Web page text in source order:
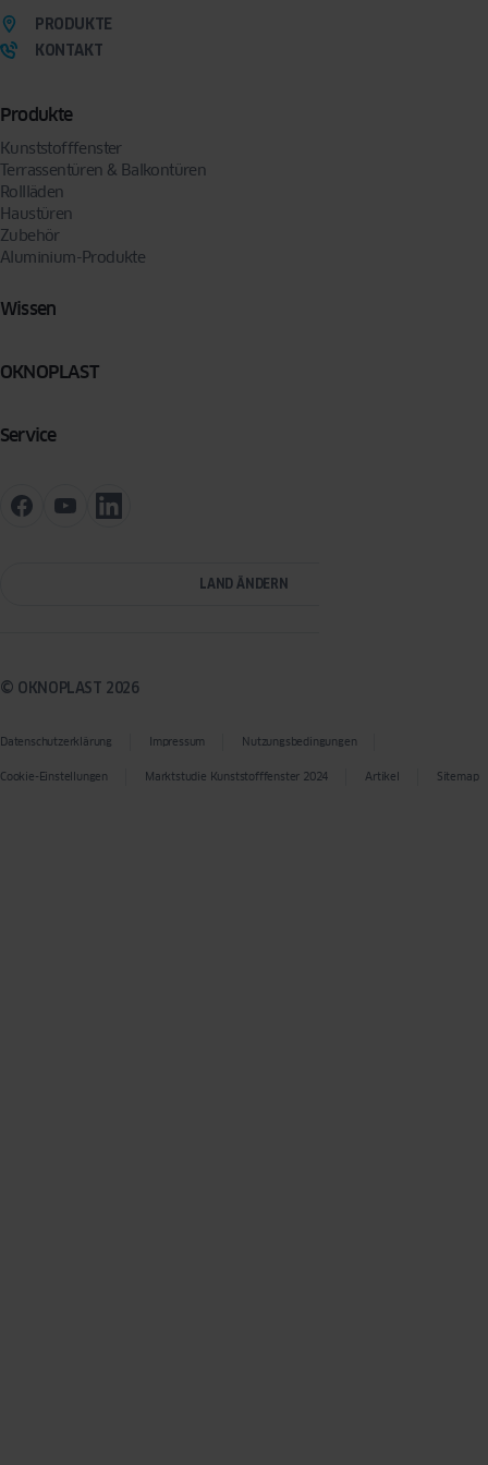
Produkte
Kunststofffenster
Terrassentüren & Balkontüren
Rollläden
Haustüren
Zubehör
Aluminium-Produkte
Wissen
OKNOPLAST
Service
PRODUKTE
KONTAKT
LAND ÄNDERN
© OKNOPLAST 2026
Datenschutzerklärung Impressum Nutzungsbedingungen
Cookie-Einstellungen Marktstudie Kunststofffenster 2024 Artikel Sitemap